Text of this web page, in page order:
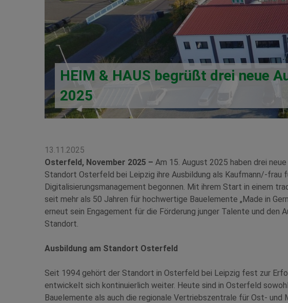
HEIM & HAUS begrüßt drei neue
2025
13.11.2025
Osterfeld, November 2025 – Am 15. August 2025 haben drei
Standort Osterfeld bei Leipzig ihre Ausbildung als Kaufmann/-frau
Digitalisierungsmanagement begonnen. Mit ihrem Start in einem
seit mehr als 50 Jahren für hochwertige Bauelemente „Made in
erneut sein Engagement für die Förderung junger Talente und den
Standort.
Ausbildung am Standort Osterfeld
Seit 1994 gehört der Standort in Osterfeld bei Leipzig fest zur
entwickelt sich kontinuierlich weiter. Heute sind in Osterfeld
Bauelemente als auch die regionale Vertriebszentrale für Ost-